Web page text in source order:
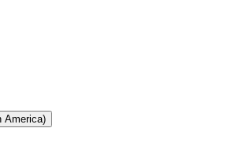
America)